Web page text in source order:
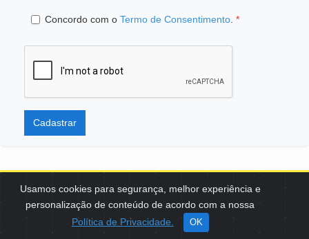
Usamos cookies para segurança, melhor experiência e
personalização de conteúdo de acordo com a nossa
Política de Privacidade.
OK
Concordo com o Termo de Consentimento *
Cadastrar
SCES, TRECHO 02, LOTE 22 CEP: 70200-002 | BRASÍLIA (DF) | +55
61 3108-7000 / FBB@FBB.ORG.BR